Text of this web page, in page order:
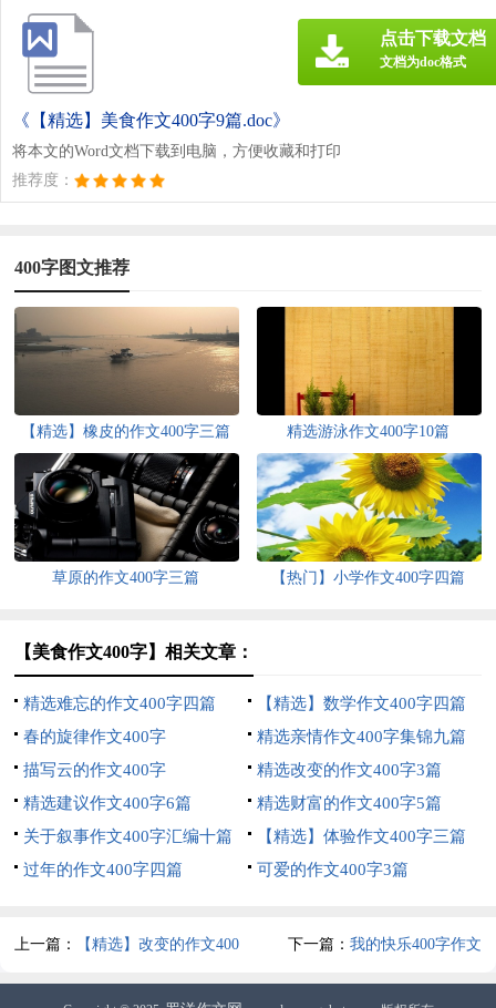
《【精选】美食作文400字9篇.doc》
将本文的Word文档下载到电脑，方便收藏和打印
推荐度：
点击下载文档
文档为doc格式
400字图文推荐
【精选】橡皮的作文400字三篇 精选游泳作文400字10篇
草原的作文400字三篇 【热门】小学作文400字四篇
【美食作文400字】相关文章：
精选难忘的作文400字四篇
【精选】数学作文400字四篇
春的旋律作文400字
精选亲情作文400字集锦九篇
描写云的作文400字
精选改变的作文400字3篇
精选建议作文400字6篇
精选财富的作文400字5篇
关于叙事作文400字汇编十篇
【精选】体验作文400字三篇
过年的作文400字四篇
可爱的作文400字3篇
上一篇： 【精选】改变的作文400
字四篇
下一篇： 我的快乐400字作文